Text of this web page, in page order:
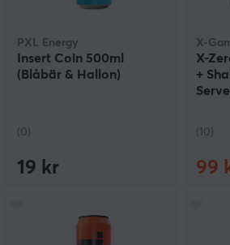
PXL Energy
Insert Coin 500ml
(Blåbär & Hallon)
(0)
19 kr
X-
X-
+
(10)
99